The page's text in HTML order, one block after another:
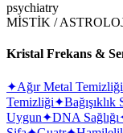
psychiatry
MİSTİK /
Kristal Frekans &
✦Ağır Metal Temizliği
Temizliği✦Bağışıklık
Uygun✦DNA Sağlığı